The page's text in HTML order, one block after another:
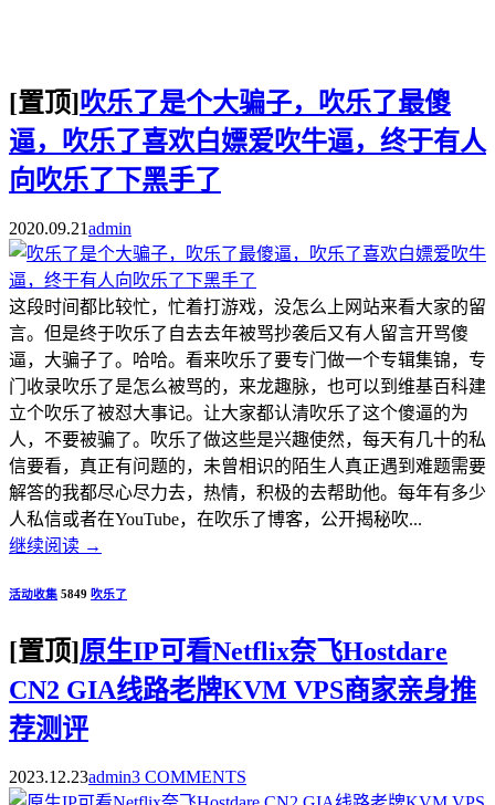
[置顶]吹乐了是个大骗子，吹乐了最傻
逼，吹乐了喜欢白嫖爱吹牛逼，终于有人
向吹乐了下黑手了
2020.09.21admin
这段时间都比较忙，忙着打游戏，没怎么上网站来看大家的留
言。但是终于吹乐了自去去年被骂抄袭后又有人留言开骂傻
逼，大骗子了。哈哈。看来吹乐了要专门做一个专辑集锦，专
门收录吹乐了是怎么被骂的，来龙趣脉，也可以到维基百科建
立个吹乐了被怼大事记。让大家都认清吹乐了这个傻逼的为
人，不要被骗了。吹乐了做这些是兴趣使然，每天有几十的私
信要看，真正有问题的，未曾相识的陌生人真正遇到难题需要
解答的我都尽心尽力去，热情，积极的去帮助他。每年有多少
人私信或者在YouTube，在吹乐了博客，公开揭秘吹...
继续阅读 →
活动收集 5849 吹乐了
[置顶]原生IP可看Netflix奈飞Hostdare
CN2 GIA线路老牌KVM VPS商家亲身推
荐测评
2023.12.23admin3 COMMENTS